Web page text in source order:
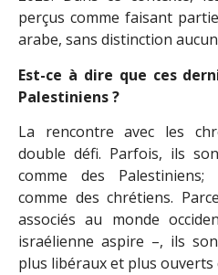
perçus comme faisant
arabe, sans distinction
Est-ce à dire que ces
Palestiniens ?
La rencontre avec les
double défi. Parfois, ils
comme des
comme des chrétiens.
associés au monde
israélienne aspire –, ils
plus libéraux et plus ouverts